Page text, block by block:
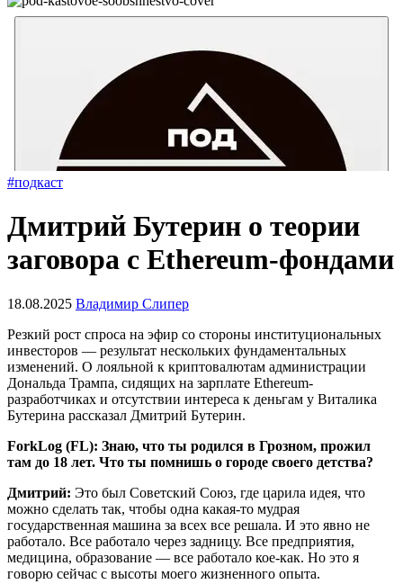
#подкаст
Дмитрий Бутерин о теории
заговора с Ethereum-фондами
18.08.2025 Владимир Слипер
Резкий рост спроса на эфир со стороны институциональных
инвесторов — результат нескольких фундаментальных
изменений. О лояльной к криптовалютам администрации
Дональда Трампа, сидящих на зарплате Ethereum-
разработчиках и отсутствии интереса к деньгам у Виталика
Бутерина рассказал Дмитрий Бутерин.
ForkLog (FL): Знаю, что ты родился в Грозном, прожил
там до 18 лет. Что ты помнишь о городе своего детства?
Дмитрий: Это был Советский Союз, где царила идея, что
можно сделать так, чтобы одна какая-то мудрая
государственная машина за всех все решала. И это явно не
работало. Все работало через задницу. Все предприятия,
медицина, образование — все работало кое-как. Но это я
говорю сейчас с высоты моего жизненного опыта.